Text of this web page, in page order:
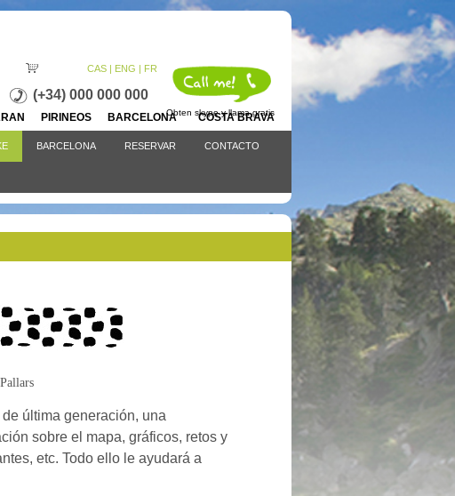
Obten skype y llama gratis
CAS | ENG | FR
(+34) 000 000 000
PIRINEOS BARCELONA COSTA BRAVA
BARCELONA RESERVAR CONTACTO
última generación, una
sobre el mapa, gráficos, retos y
etc. Todo ello le ayudará a